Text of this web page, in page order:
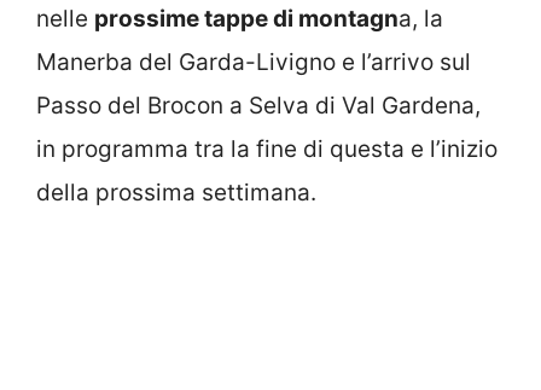
nelle prossime tappe di montagna, la
Manerba del Garda-Livigno e l’arrivo sul
Passo del Brocon a Selva di Val Gardena,
in programma tra la fine di questa e l’inizio
della prossima settimana.